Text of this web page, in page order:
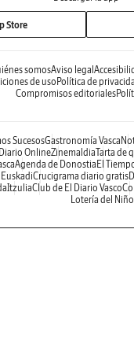
Store
somosAviso legal
de usoPolítica de
Compromisos editoriales
SucesosGastronomía Vasca
OnlineZinemaldiaTarta de
Agenda de Donostia El
Crucigrama diario gratis
ItzuliaClub de El Diario Vasco
Lotería del Niño